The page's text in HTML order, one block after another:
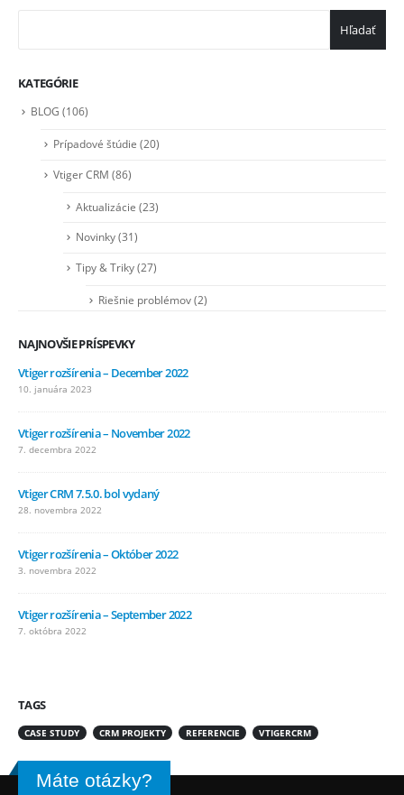
Hľadať
KATEGÓRIE
BLOG (106)
Prípadové štúdie (20)
Vtiger CRM (86)
Aktualizácie (23)
Novinky(31)
Tipy & Triky(27)
Riešnie problémov(2)
NAJNOVŠIE PRÍSPEVKY
Vtiger rozšírenia – December 2022
10. januára 2023
Vtiger rozšírenia – November 2022
7. decembra 2022
Vtiger CRM 7.5.0. bol vydaný
28. novembra 2022
Vtiger rozšírenia – Október 2022
3. novembra 2022
Vtiger rozšírenia – September 2022
7. októbra 2022
TAGS
CASE STUDY CRM PROJEKTY REFERENCIE VTIGERCRM
Máte otázky?